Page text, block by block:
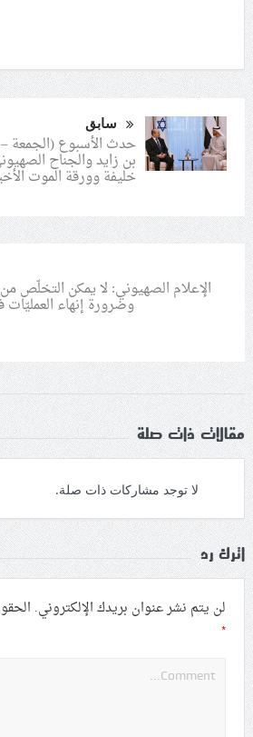
سابق
بن زايد والجناح
خليفة وورقة الموت
الإعلام الصهيوني: لا يمكن التخلّص
وضرورة إنهاء
مقالات ذات صلة
لا توجد مشاركات ذات صلة.
اترك رد
لن يتم نشر عنوان بريدك الإلكتروني.
*